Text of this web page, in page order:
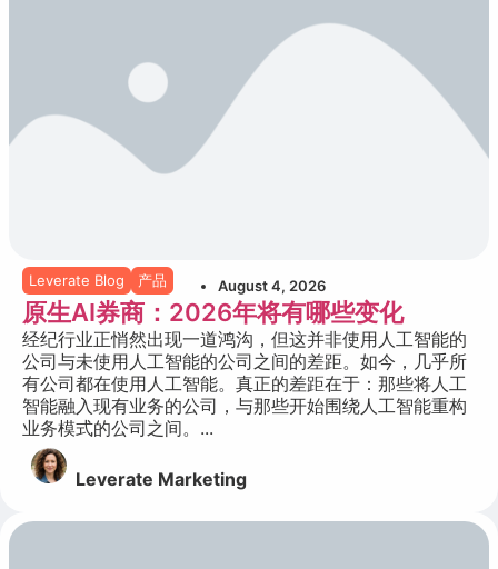
Leverate Blog 产品 August 4, 2026
原生AI券商：2026年将有哪些变化
经纪行业正悄然出现一道鸿沟，但这并非使用人工智能的
公司与未使用人工智能的公司之间的差距。如今，几乎所
有公司都在使用人工智能。真正的差距在于：那些将人工
智能融入现有业务的公司，与那些开始围绕人工智能重构
业务模式的公司之间。...
Leverate Marketing